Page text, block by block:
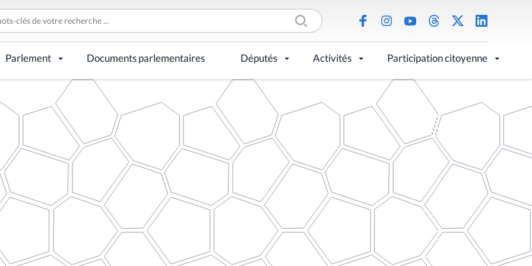
Parlement Documents parlementaires Députés Activités Participation citoyenne